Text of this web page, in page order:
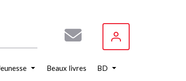
Beaux livres BD